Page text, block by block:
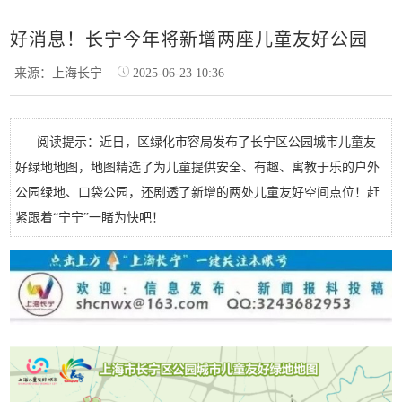
好消息！长宁今年将新增两座儿童友好公园
来源：上海长宁 2025-06-23 10:36
阅读提示：近日，区绿化市容局发布了长宁区公园城市儿童友
好绿地地图，地图精选了为儿童提供安全、有趣、寓教于乐的户外
公园绿地、口袋公园，还剧透了新增的两处儿童友好空间点位！赶
紧跟着“宁宁”一睹为快吧！